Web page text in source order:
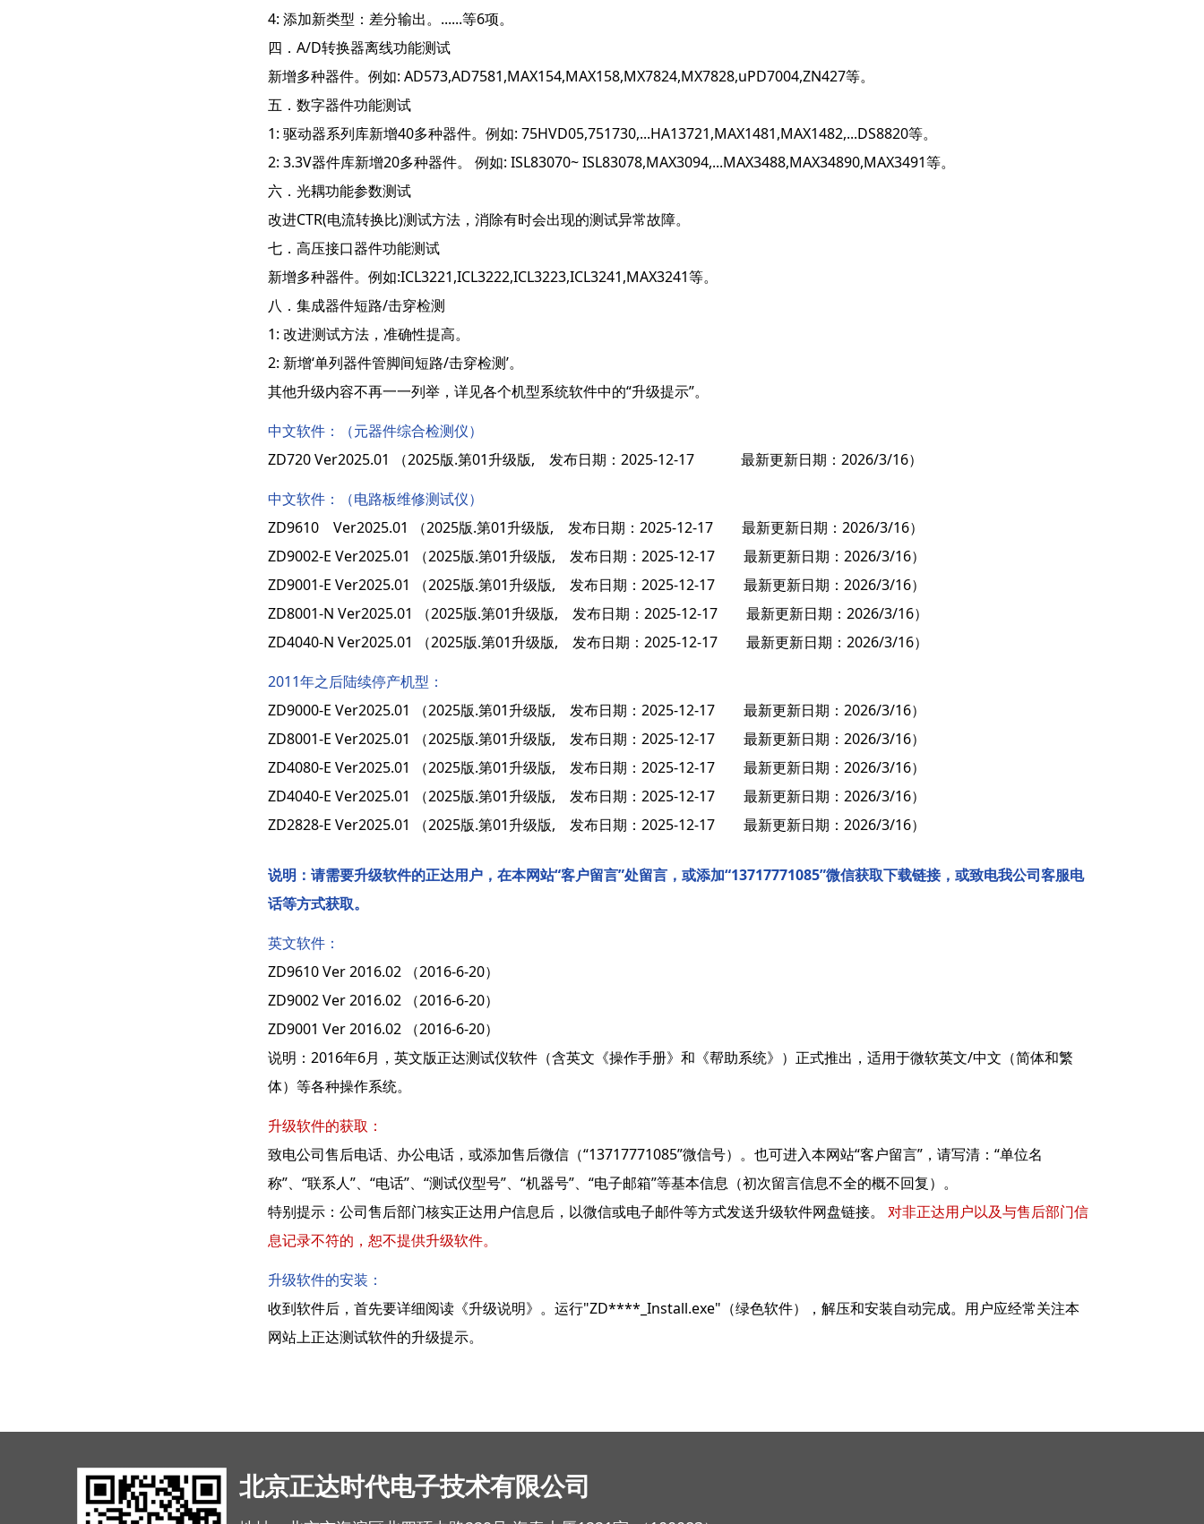
4: 添加新类型：差分输出。......等6项。
四．A/D转换器离线功能测试
新增多种器件。例如: AD573,AD7581,MAX154,MAX158,MX7824,MX7828,uPD7004,ZN427等。
五．数字器件功能测试
1: 驱动器系列库新增40多种器件。 例如: 75HVD05,751730,...HA13721,MAX1481,MAX1482,...DS8820等。
2: 3.3V器件库新增20多种器件。 例如: ISL83070~ ISL83078,MAX3094,...MAX3488,MAX34890,MAX3491等。
六．光耦功能参数测试
改进CTR(电流转换比)测试方法，消除有时会出现的测试异常故障。
七．高压接口器件功能测试
新增多种器件。例如:ICL3221,ICL3222,ICL3223,ICL3241,MAX3241等。
八．集成器件短路/击穿检测
1: 改进测试方法，准确性提高。
2: 新增‘单列器件管脚间短路/击穿检测’。
其他升级内容不再一一列举，详见各个机型系统软件中的“升级提示”。
中文软件：（元器件综合检测仪）
ZD720 Ver2025.01 （2025版.第01升级版, 发布日期：2025-12-17 最新更新日期：2026/3/16）
中文软件：（电路板维修测试仪）
ZD9610 Ver2025.01 （2025版.第01升级版, 发布日期：2025-12-17 最新更新日期：2026/3/16）
ZD9002-E Ver2025.01 （2025版.第01升级版, 发布日期：2025-12-17 最新更新日期：2026/3/16）
ZD9001-E Ver2025.01 （2025版.第01升级版, 发布日期：2025-12-17 最新更新日期：2026/3/16）
ZD8001-N Ver2025.01 （2025版.第01升级版, 发布日期：2025-12-17 最新更新日期：2026/3/16）
ZD4040-N Ver2025.01 （2025版.第01升级版, 发布日期：2025-12-17 最新更新日期：2026/3/16）
2011年之后陆续停产机型：
ZD9000-E Ver2025.01 （2025版.第01升级版, 发布日期：2025-12-17 最新更新日期：2026/3/16）
ZD8001-E Ver2025.01 （2025版.第01升级版, 发布日期：2025-12-17 最新更新日期：2026/3/16）
ZD4080-E Ver2025.01 （2025版.第01升级版, 发布日期：2025-12-17 最新更新日期：2026/3/16）
ZD4040-E Ver2025.01 （2025版.第01升级版, 发布日期：2025-12-17 最新更新日期：2026/3/16）
ZD2828-E Ver2025.01 （2025版.第01升级版, 发布日期：2025-12-17 最新更新日期：2026/3/16）
说明：请需要升级软件的正达用户，在本网站“客户留言”处留言，或添加“13717771085”微信获取下载链接，或致电我公司客服电
话等方式获取。
英文软件：
ZD9610 Ver 2016.02 （2016-6-20）
ZD9002 Ver 2016.02 （2016-6-20）
ZD9001 Ver 2016.02 （2016-6-20）
说明：2016年6月，英文版正达测试仪软件（含英文《操作手册》和《帮助系统》）正式推出，适用于微软英文/中文（简体和繁
体）等各种操作系统。
升级软件的获取：
致电公司售后电话、办公电话，或添加售后微信（“13717771085”微信号）。也可进入本网站“客户留言”，请写清：“单位名
称”、“联系人”、“电话”、“测试仪型号”、“机器号”、“电子邮箱”等基本信息（初次留言信息不全的概不回复）。
特别提示：公司售后部门核实正达用户信息后，以微信或电子邮件等方式发送升级软件网盘链接。
对非正达用户以及与售后部门信
息记录不符的，恕不提供升级软件。
升级软件的安装：
收到软件后，首先要详细阅读《升级说明》。运行"ZD****_Install.exe"（绿色软件），解压和安装自动完成。用户应经常关注本
网站上正达测试软件的升级提示。
北京正达时代电子技术有限公司